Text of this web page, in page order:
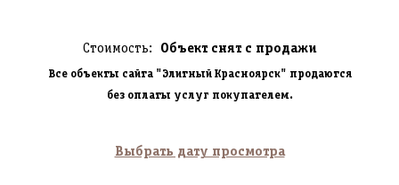
Стоимость: Объект снят с продажи
Все объекты сайта "Элитный Красноярск" продаются
без оплаты услуг покупателем.
Выбрать дату просмотра